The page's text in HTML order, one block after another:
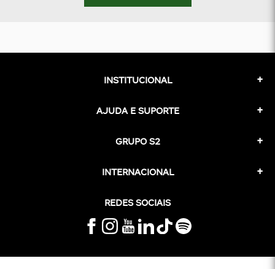
INSTITUCIONAL
AJUDA E SUPORTE
GRUPO S2
INTERNACIONAL
REDES SOCIAIS